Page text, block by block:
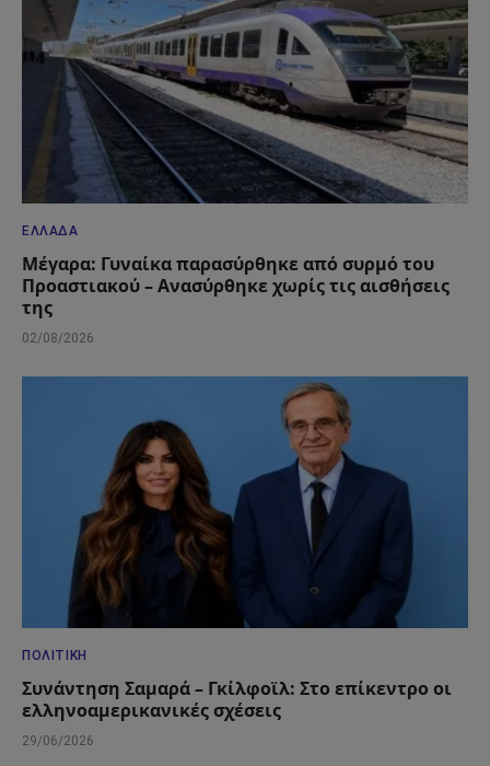
ΕΛΛΆΔΑ
Μέγαρα: Γυναίκα παρασύρθηκε από συρμό του
Προαστιακού – Ανασύρθηκε χωρίς τις αισθήσεις
της
02/08/2026
ΠΟΛΙΤΙΚΉ
Συνάντηση Σαμαρά – Γκίλφοϊλ: Στο επίκεντρο οι
ελληνοαμερικανικές σχέσεις
29/06/2026